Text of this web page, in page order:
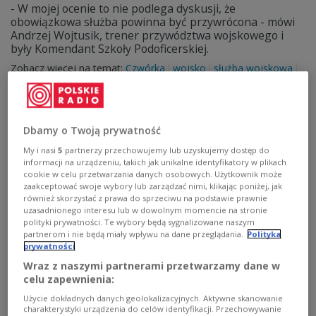
- W mojej ocenie to nie podlega dyskusji, że
obowiązkowa służba powinna być przywrócona - mówi
Andrzej Wojtusik, trener przywództwa wojskowego i
były Komendant Szkoły Podoficerskiej.
Zobacz więcej na temat:Czwórka wojsko służba wojskowa
konflikt POLSKA Jakub Jamrozek
Benjamin Britten: pacyfistyczny manifest
kompozytora
Our hunting fathers - właśnie ten cykl pieśni na głos i
Dbamy o Twoją prywatność
My i nasi5 partnerzy przechowujemy lub uzyskujemy dostęp do
informacji na urządzeniu, takich jak unikalne identyfikatory w plikach
cookie w celu przetwarzania danych osobowych. Użytkownik może
zaakceptować swoje wybory lub zarządzać nimi, klikając poniżej, jak
również skorzystać z prawa do sprzeciwu na podstawie prawnie
uzasadnionego interesu lub w dowolnym momencie na stronie
polityki prywatności. Te wybory będą sygnalizowane naszym
partnerom i nie będą miały wpływu na dane przeglądania.
Polityka
prywatności
Wraz z naszymi partnerami przetwarzamy dane w
celu zapewnienia:
Użycie dokładnych danych geolokalizacyjnych. Aktywne skanowanie
charakterystyki urządzenia do celów identyfikacji. Przechowywanie